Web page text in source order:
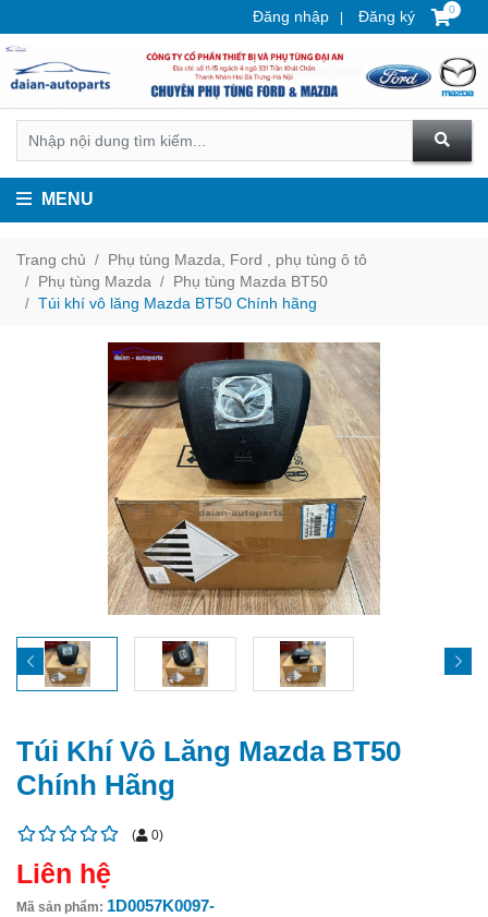
Đăng nhập Đăng ký 0
MENU
Trang chủ
Phụ tùng Mazda, Ford , phụ tùng ô tô
Phụ tùng Mazda
Phụ tùng Mazda BT50
Túi khí vô lăng Mazda BT50 Chính hãng
Túi Khí Vô Lăng Mazda BT50
Chính Hãng
( 0)
Liên hệ
Mã sản phẩm: 1D0057K0097-